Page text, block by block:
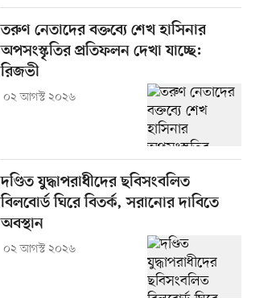
তরুণ নেতাদের বক্তব্যে শেখ হাসিনার
অপসংস্কৃতির প্রতিফলন দেখা যাচ্ছে:
রিজভী
০২ আগস্ট ২০২৬
দণ্ডিত যুদ্ধাপরাধীদের ছবিসংবলিত
বিলবোর্ড ঘিরে বিতর্ক, সরানোর দাবিতে
অবস্থান
০২ আগস্ট ২০২৬